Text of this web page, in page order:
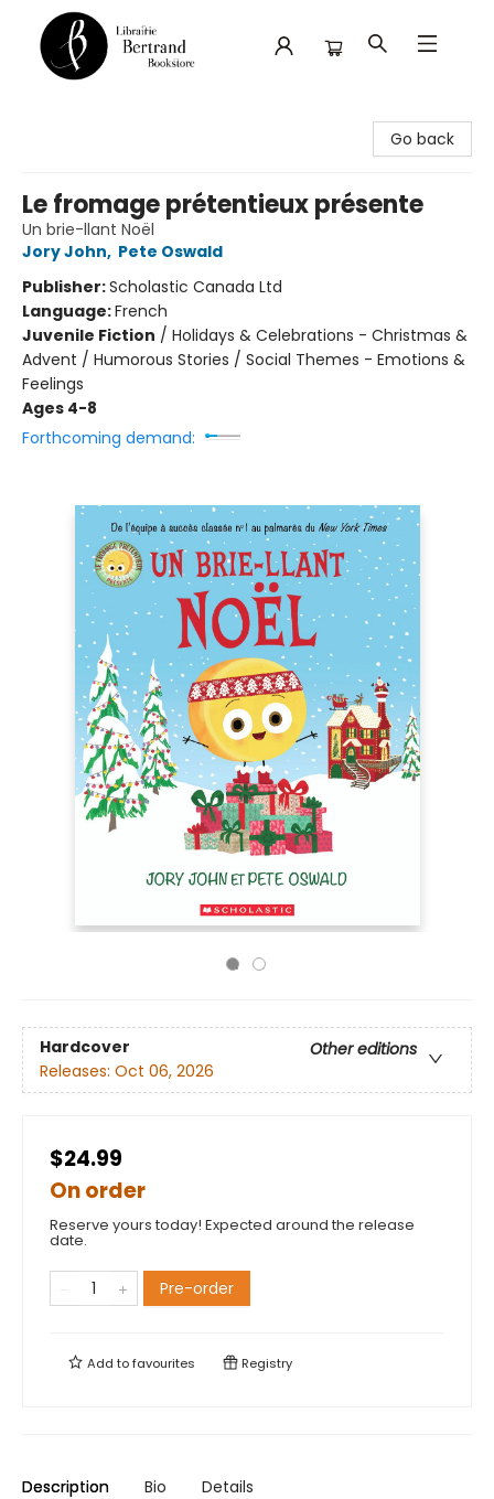
Go back
Le fromage prétentieux présente
Un brie-llant Noël
Jory John, Pete Oswald
Publisher:Scholastic Canada Ltd
Language:French
Juvenile Fiction / Holidays & Celebrations - Christmas &
Advent / Humorous Stories / Social Themes - Emotions &
Feelings
Ages 4-8
Forthcoming demand:
Hardcover
Other editions
Releases: Oct 06, 2026
$24.99
On order
Reserve yours today! Expected around the release
date.
Pre-order
Add tofavourites Registry
Description Bio Details